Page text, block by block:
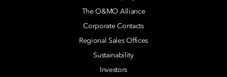
The O&MO Alliance
Corporate Contacts
Regional Sales Offices
Sustainability
Investors